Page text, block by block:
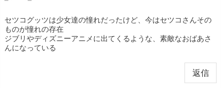
セツコグッツは少女達の憧れだったけど、今はセツコさんその
ものが憧れの存在
ジブリやディズニーアニメに出てくるような、素敵なおばあさ
んになっている
返信